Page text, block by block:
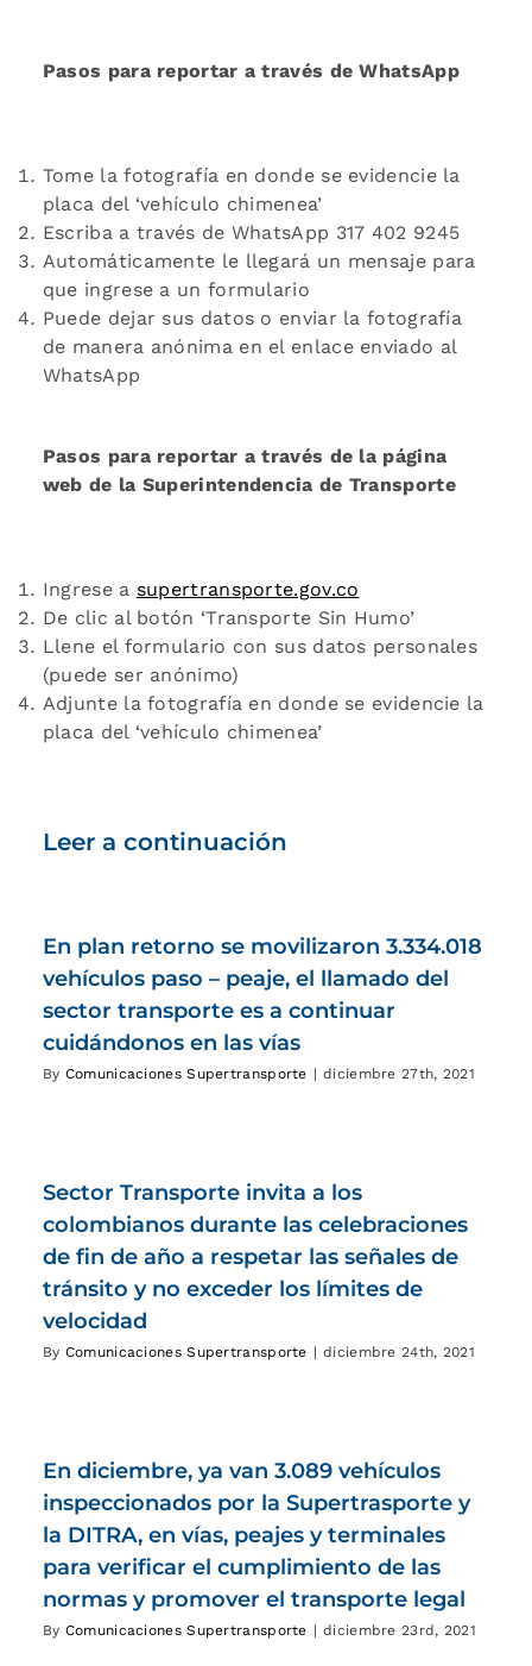
Pasos para reportar a través de WhatsApp
Tome la fotografía en donde se evidencie la
placa del ‘vehículo chimenea’
Escriba a través de WhatsApp 317 402 9245
Automáticamente le llegará un mensaje para
que ingrese a un formulario
Puede dejar sus datos o enviar la fotografía
de manera anónima en el enlace enviado al
WhatsApp
Pasos para reportar a través de la página
web de la Superintendencia de Transporte
Ingrese a supertransporte.gov.co
De clic al botón ‘Transporte Sin Humo’
Llene el formulario con sus datos personales
(puede ser anónimo)
Adjunte la fotografía en donde se evidencie la
placa del ‘vehículo chimenea’
Leer a continuación
En plan retorno se movilizaron 3.334.018
vehículos paso – peaje, el llamado del
sector transporte es a continuar
cuidándonos en las vías
By Comunicaciones Supertransporte | diciembre 27th, 2021
Sector Transporte invita a los
colombianos durante las celebraciones
de fin de año a respetar las señales de
tránsito y no exceder los límites de
velocidad
By Comunicaciones Supertransporte | diciembre 24th, 2021
En diciembre, ya van 3.089 vehículos
inspeccionados por la Supertrasporte y
la DITRA, en vías, peajes y terminales
para verificar el cumplimiento de las
normas y promover el transporte legal
By Comunicaciones Supertransporte | diciembre 23rd, 2021